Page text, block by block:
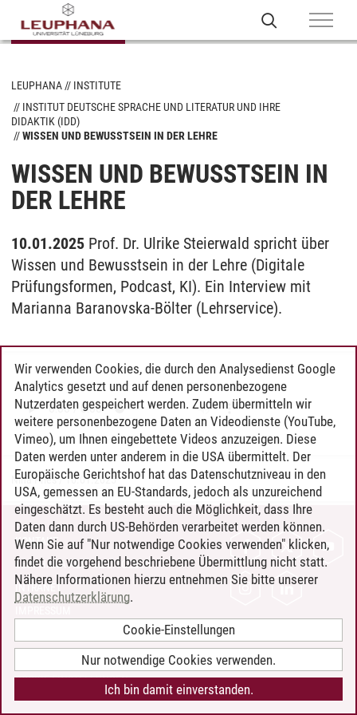
LEUPHANA
INSTITUTE
INSTITUT DEUTSCHE SPRACHE UND LITERATUR UND IHRE
DIDAKTIK (IDD)
WISSEN UND BEWUSSTSEIN IN DER LEHRE
WISSEN UND BEWUSSTSEIN IN
DER LEHRE
10.01.2025 Prof. Dr. Ulrike Steierwald spricht über
Wissen und Bewusstsein in der Lehre (Digitale
Prüfungsformen, Podcast, KI). Ein Interview mit
Marianna Baranovska-Bölter (Lehrservice).
Nina Pries/10.01.2025
KONTAKT
LEUPHANA ALS ARBEITGEBER
INTRANET
BARRIEREFREIHEIT
COOKIE-EINSTELLUNGEN
Wir verwenden Cookies, die durch den Analysedienst Google
Analytics gesetzt und auf denen personenbezogene
Nutzerdaten gespeichert werden. Zudem übermitteln wir
weitere personenbezogene Daten an Videodienste (YouTube,
Vimeo), um Ihnen eingebettete Videos anzuzeigen. Diese
Daten werden unter anderem in die USA übermittelt. Der
Europäische Gerichtshof hat das Datenschutzniveau in den
USA, gemessen an EU-Standards, jedoch als unzureichend
eingeschätzt. Es besteht auch die Möglichkeit, dass Ihre
Daten dann durch US-Behörden verarbeitet werden können.
Wenn Sie auf "Nur notwendige Cookies verwenden" klicken,
findet die vorgehend beschriebene Übermittlung nicht statt.
Nähere Informationen hierzu entnehmen Sie bitte unserer
Datenschutzerklärung.
Cookie-Einstellungen
Nur notwendige Cookies verwenden.
Ich bin damit einverstanden.